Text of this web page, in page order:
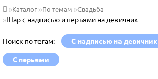
Каталог По темам Свадьба
Шар с надписью и перьями на девичник
Поиск по тегам: С надписью на девичник
С перьями